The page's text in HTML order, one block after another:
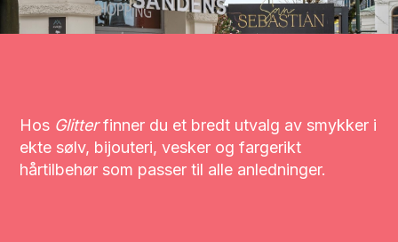
Hos Glitterfinner du et bredt utvalg av smykker i
ekte sølv, bijouteri, vesker og fargerikt
hårtilbehør som passer til alle anledninger.